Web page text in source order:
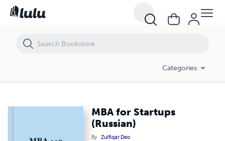
Categories
MBA for Startups
(Russian)
By Zulfiqar Deo
MBA for Startups (Russian)